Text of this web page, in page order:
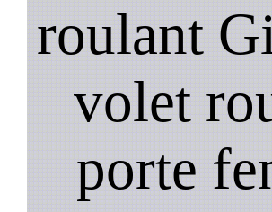
roulant
volet
porte